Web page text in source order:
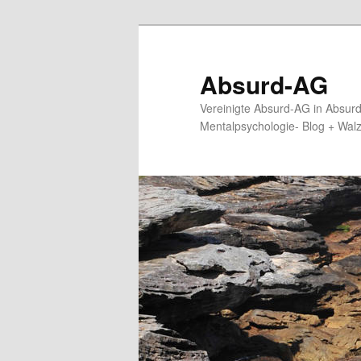
Absurd-AG
Vereinigte Absurd-AG in
Mentalpsychologie- Blog +